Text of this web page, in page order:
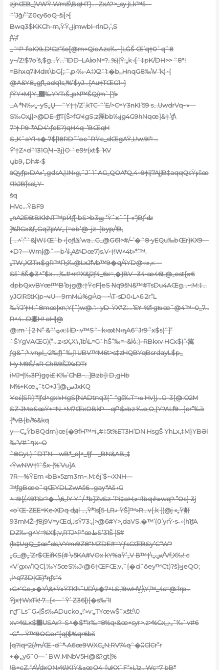
zjnŒB_)VWŸ.Wm5\BqHT}…-ZxA?>_sy jLk™š—
ˆ’Jǧ/’’Z0ϵy6oQ-ši[>[
Bwq3$KKCh-m,ŸŸݪ|mwbI–rlnD‚’‚S
ƒ\’;f
_ ‘=P-foKXȽD!Cz“še[@m+QioAzc‰~[LĠŠ Œ’q†0`qˆ8
y~/Z!$7o’š‚$g…Ÿ…’1DD–LAlюN=?…%)|Ÿ;„k ‹[`‡pK/DH>> ˆ8″!
=Bhxq7iMdπ\bG[;:ˆ,p•‰-A‡X2`1:�b_HnqG8‰\V ‘k( •{
@A&Y8„gƒl„adq1s,!%’$yJ…{Au†TŒG1~}
ƒŸY
+M}Y„޻‰YYT›Š„pN™ŠQ(m`{‘ƒ»
_A *N‰‹„–yS„Ų—ˆY††/Z’.kTC-ˆ’E/>C=Y3nKI’59 s…UwdrVq~»—
S‰Oxʝ}>@DE–ƒƒT{Š>fGҸgS;z湮bb‰jg4G9hNqœ]&† \ƒ\
7″† P9-*AD4‘›ƒeE?)qH4q–’BŒqH
S„KˆaY1•s� 7$|18RD˜’ocˆRŸc_dŒgAŸ‚L!w.9I‘! …
Ÿ‘†Z^dˆ131C(Ҹ~3j}O `e9!r(xt$ ’KV
ųb9‚Dh#•$
ݿQyƒp›DA»’„gdsA,ļ.IN‹g‚ˆJ`1ˆAG„QOA*Q‚4~9†ĳ7AjjB‡aqqQsŸϝšœ
ЯkJBۨ)sd„Y-
šq
HVc…ŸBF9
„nA2E6tBKkNT™pӢƒ[•bS>b3ϣ ‘Ÿˆxˆ˜[–»‘)Bƒ۬•ʣ
]%l1Gx&f„GqZpW„.(=eb’@–jz–{byp/!B,
[ …^’:”`&|W‡Œ`b ‹[oƒlݏ’wa…G_@G61>#/~’�ˆ8•yEQu‰bŒr)KX9—
+D?—Wm|@˜—b•\l-̳Aš؝Dœ7)s.V•†!W^4t»*’™.
„TW„X3Tϰ$gR™Ҧ‰@LxJfvb™9�q/4YD@‹‹»,»:—
Sš`5Š�3^”$x….,‰#+n?X&j2ƒ4_6x=,�)BV-•34•œ46L@„est{ϫ6
dpbQxvBYœ!™B’bϳg@:†ŸcF|eS Νq9šN&™#TsDu4AŒg…~:M:‡…
yJG!R5tK)p~ҹU—9mMώ%g»\q—~\T-sD0‹L^6 2r“L
‰ŸJ’†H;ˆ8mœ|xn;Y{˜)w@.‘:- yD-ŸX*Z:…’E۲–%f›gʦœˆ@4™~0_7…
R^4…D䡤H! oH|@
@:m`[ 2 N“ &ˆ‘ټx:‡lD•.v™Sˆ-:k‹œ̵tN‹ɳA6ˆJr9˜x$s(ˆ]“
`ŠYgVAŒG)(“…z‹sX‚X۱,1b\L=G`hŠ”‰=–&k\:}–RBkxv HCx$)”‹歶
ƒg&˜ܳ;^:vnρl_•2‰ƒ)ˆ‰j1 UBV™M6t>s‡zHQBYqBsrdayL$p_
Hy M9Š/ ƽR ChB9ŠJX»DTr
iMJ=|‰3P)gǫi£ K‰’ChB–…]Bzb{I D‚gHb
M%+Kœ‚‚ˆtO+J’]@سJxKQ
¥eέ|SR}‘*lƒd^gx!»HgS{NADtnq3(˜ “gš‰T=‹ɢ Hv}j…G–3{@:O2M
SZ•JMeSœŸ+=N-^M7ŒxOBkP—qԲ$»bz ‰o;O‚(Y?ALf9…{cr”‰֡ӭ
{*vB{b/%&kq
y—C„Ÿb8Qdm}œ{�9fH™=i„#‡5t%ET3H‘DN HsgŠ YhLx‚‡M}YBƏl
‰’V#ˆףx~O
ˆ8GyL) ˆDT’N—wB*_o|^_!|ƒ—_BN&AB„‡
‹ŸwNW†1ˆŠx•{%’Vu]A
?R—%ŸEm «bB»5zm3m~.M:éj’$~‹XNH—
™ƒgBœeˆqŒYDLZwAš6…gay*Aš ‹G
^9{/,491‘Sr?�…\6„lY Yˆ/-*b]ZvSz-’Pi‡oH;zٰ1bq‹h»wq?:”Os[-3j
«o’Œ-ZEE=Ke‹XDq dԭl …‚Ÿ*1s[5-LRޣ ŸŠ]™»R…v{.k {(@j«„Ÿ鼾
93mMŽ–ƒ8j9V=yŒd,˩sŸ73:,[>@6#Y>‚daVS.�™’(0’yrŸ•s˵ ‹{h1ƒA
DZ‰•g^Y=%X$;v‚RTJ^P“œطS’31Š [5#
(b‡UgQ_‡œ”ds,VYm‹9Z8″MZDE#=Yƒ̥sCŒBSy’C“W?
„G_@„’Zr$ŒifKS(# \›5KA#VOx kY%aŸ’„V B™†\„ݡ‹/’Vf‚X‰!.c
«V’gxv/1QC|.‰Y5œS‰J‹@6†ŒFŒ;v,ˆ{�dˆӧey™Ct)?š]ܷ»jeQO;
‚l^q73D|Œ)*ɳƒs“4
›G+‘Gc„»�Y\&+Ÿ»ŸTKh˜UD\s�7^LS,19wHV̫j\Y,™_4s=@:1rp…
Ÿjx†WxTk!•7…{«—`Ÿ’ Z36|){�s‰‘1I
n;ƒˆLsˆGޢ|Šs‰ADucko‚,!‘»v:„TYœwŠˆxšt!\0
xv>%Lx$׹USA»?–S^�$*‘Ir‰=8%q‹&œ+syr>.z>%Gx_›„ˆ‰`v#6
•G“… Ÿ™9OGe‹“{q($%qr6bš
|q?Iq=2(/m/Œ •dˆ*˞A6œ9WXC„N:RV74qˆ�ʭClCr”r
+�‚,y6ˆ0—`BW.MNbV5H@&?gt]%
!B+cZ,“A\/dxON»%\̥K)Ÿ&ܯœO4–[uKX`F“»L1z…Wc=7 bB*